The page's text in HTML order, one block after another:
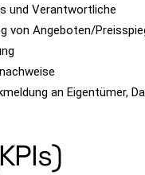
und Verantwortliche
von Angeboten/
an Eigentümer,